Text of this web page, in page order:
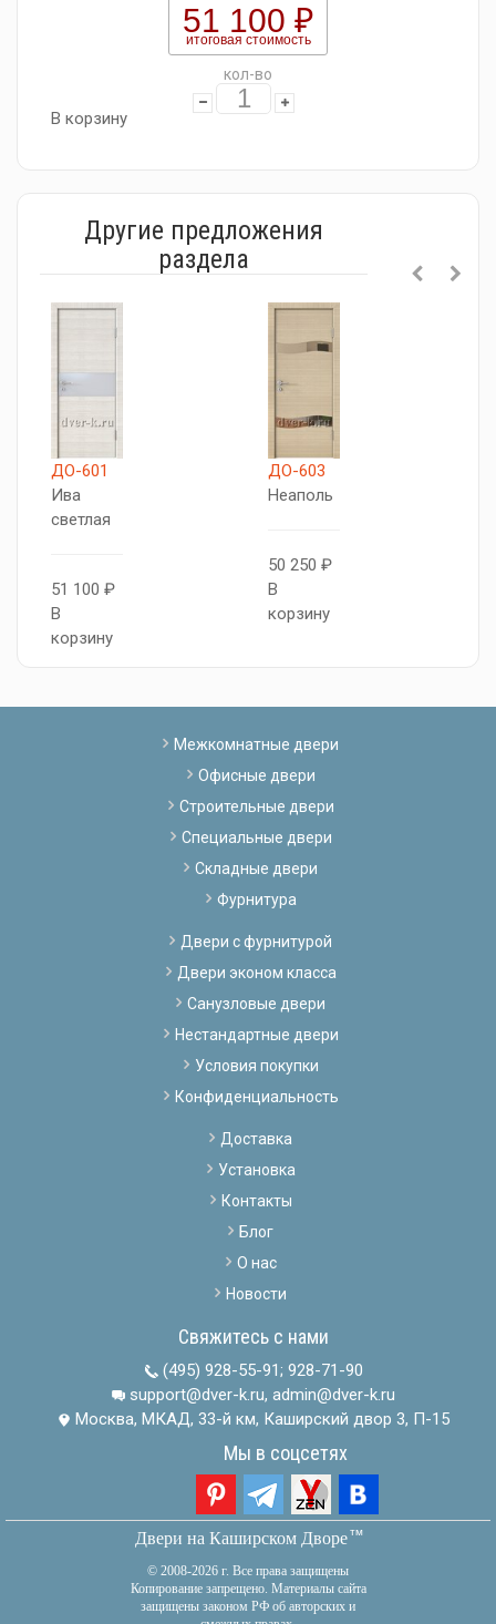
51 100 ₽
итоговая стоимость
кол-во
В корзину
Другие предложения
раздела
ДО-601
Ива
светлая
51 100 ₽
В
корзину
ДО-603
Неаполь
50 250 ₽
В
корзину
Межкомнатные двери
Офисные двери
Строительные двери
Специальные двери
Складные двери
Фурнитура
Двери с фурнитурой
Двери эконом класса
Санузловые двери
Нестандартные двери
Условия покупки
Конфиденциальность
Доставка
Установка
Контакты
Блог
О нас
Новости
Свяжитесь с нами
(495) 928-55-91; 928-71-90
support@dver-k.ru, admin@dver-k.ru
Москва, МКАД, 33-й км, Каширский двор 3, П-15
Мы в соцсетях
Двери на Каширском Дворетм
© 2008-2026 г. Все права защищены
Копирование запрещено. Материалы сайта
защищены законом РФ об авторских и